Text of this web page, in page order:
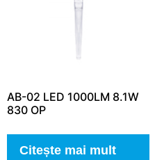
AB-02 LED 1000LM 8.1W
830 OP
Citește mai mult